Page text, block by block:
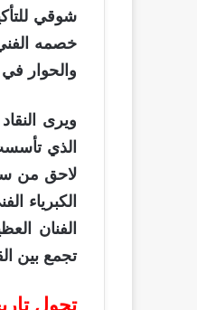
شوقي
خصمه
والحوار
ويرى
الذي
لاحق من
الكبرياء
الفنان
تجمع بين
تحول